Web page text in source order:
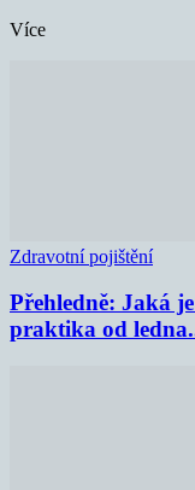
Více
Zdravotní pojištění
Přehledně: Jaká
praktika od